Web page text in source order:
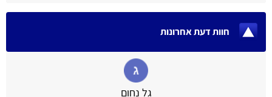
חוות דעת אחרונות
גל נחום